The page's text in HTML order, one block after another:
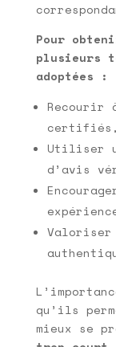
Pour
plusieurs
adoptées :
Recourir
certifiés,
Utiliser
d’avis
qu’ils
mieux se